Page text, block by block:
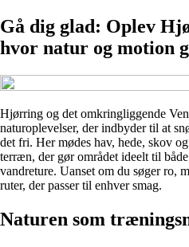
Gå dig glad: Oplev
hvor natur og motion
Hjørring og det omkringliggende
naturoplevelser, der indbyder til at
det fri. Her mødes hav, hede, skov
terræn, der gør området ideelt til
vandreture. Uanset om du søger ro,
ruter, der passer til enhver smag.
Naturen som